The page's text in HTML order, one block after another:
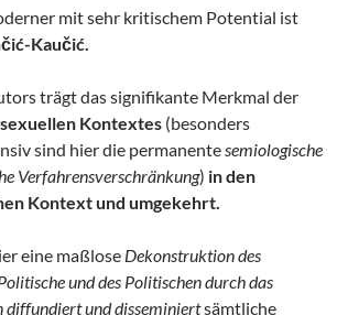
mit sehr kritischem Potential ist
Kaučić.
trägt das signifikante Merkmal der
Kontextes (besonders
sind hier die permanentesemiologische
Verfahrensverschränkung) in den
Kontext und umgekehrt.
eine maßlose Dekonstruktion des
und des Politischen durch das
diffundiert und disseminiertsämtliche